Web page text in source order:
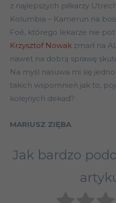
z najlepszych piłkarzy
Kolumbia – Kamerun na
Foé, którego lekarze nie
Krzysztof Nowak zmarł na
nawet na dobrą sprawę
Na myśl nasuwa mi się
takich wspomnień jak to,
kolejnych dekad?
MARIUSZ ZIĘBA
Jak bardzo